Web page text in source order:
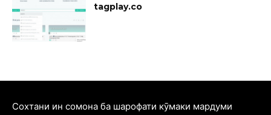
tagplay.co
Cохтани ин сомона ба шарофати кӯмаки мардуми